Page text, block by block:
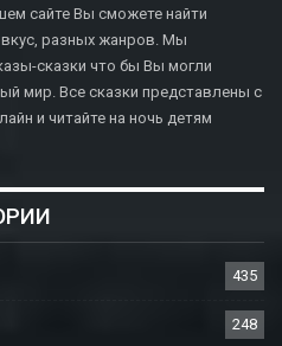
сайте Вы сможете найти
разных жанров. Мы
сказки что бы Вы могли
мир. Все сказки представлены с
и читайте на ночь детям
435
248